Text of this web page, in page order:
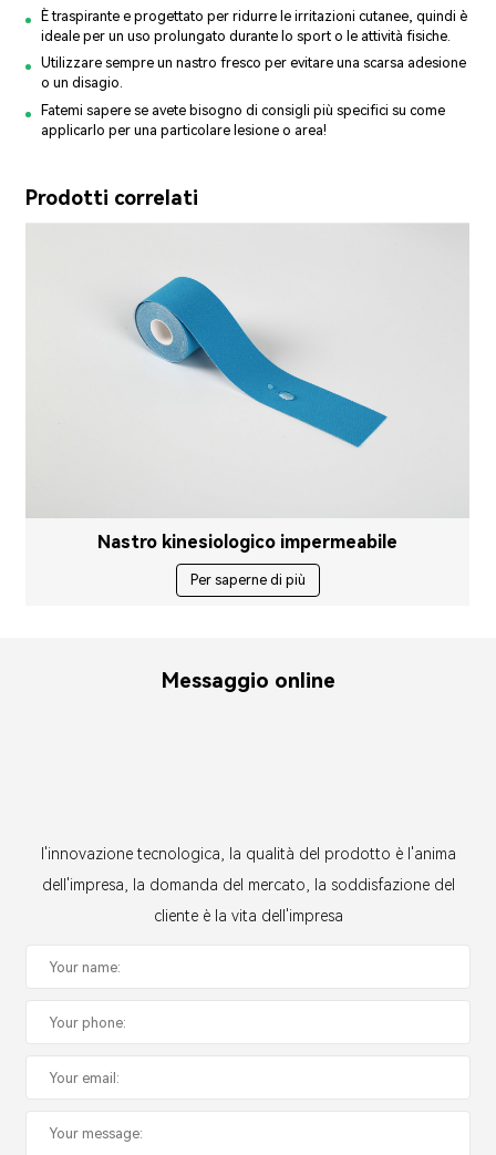
È traspirante e progettato per ridurre le irritazioni cutanee, quindi è
ideale per un uso prolungato durante lo sport o le attività fisiche.
Utilizzare sempre un nastro fresco per evitare una scarsa adesione
o un disagio.
Fatemi sapere se avete bisogno di consigli più specifici su come
applicarlo per una particolare lesione o area!
Prodotti correlati
Nastro kinesiologico impermeabile
Per saperne di più
Messaggio online
l'innovazione tecnologica, la qualità del prodotto è l'anima
dell'impresa, la domanda del mercato, la soddisfazione del
cliente è la vita dell'impresa